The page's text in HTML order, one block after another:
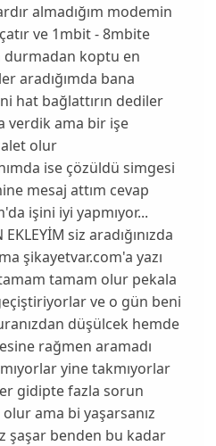
almadığım modemin
ve 1mbit - 8mbite
durmadan koptu en
aradığımda bana
hat bağlattırın dediler
verdik ama bir işe
olur
ise çözüldü simgesi
mesaj attım cevap
işini iyi yapmıyor...
siz aradığınızda
şikayetvar.com'a yazı
tamam tamam olur pekala
ve o gün beni
düşülcek hemde
rağmen aramadı
yine takmıyorlar
gidipte fazla sorun
ama bi yaşarsanız
şaşar benden bu kadar